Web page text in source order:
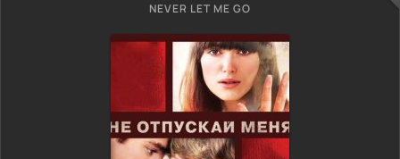
NEVER LET ME GO